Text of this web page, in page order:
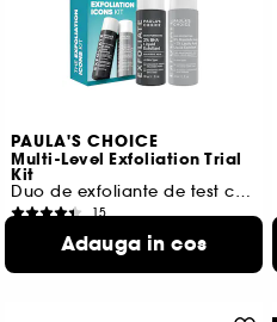
PAULA'S CHOICE
Multi-Level Exfoliation Trial
Kit
Duo de exfoliante de test cu AHA + BHA
15
155,00 Lei
100ml
Adauga in cos